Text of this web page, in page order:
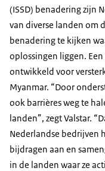
(ISSD) benadering zijn
van diverse landen om
benadering te kijken
oplossingen liggen.
ontwikkeld voor
Myanmar. “Door
ook barrières weg te
landen”, zegt Valstar.
Nederlandse bedrijven
bijdragen aan en
in de landen waar ze